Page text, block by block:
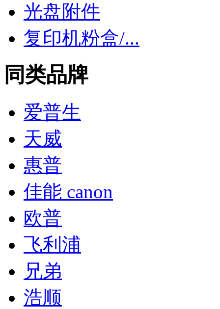
光盘附件
复印机粉盒/...
同类品牌
爱普生
天威
惠普
佳能 canon
欧普
飞利浦
兄弟
浩顺